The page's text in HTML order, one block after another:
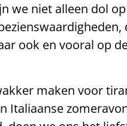
we niet alleen dol
ook en vooral op
maken voor
Italiaanse